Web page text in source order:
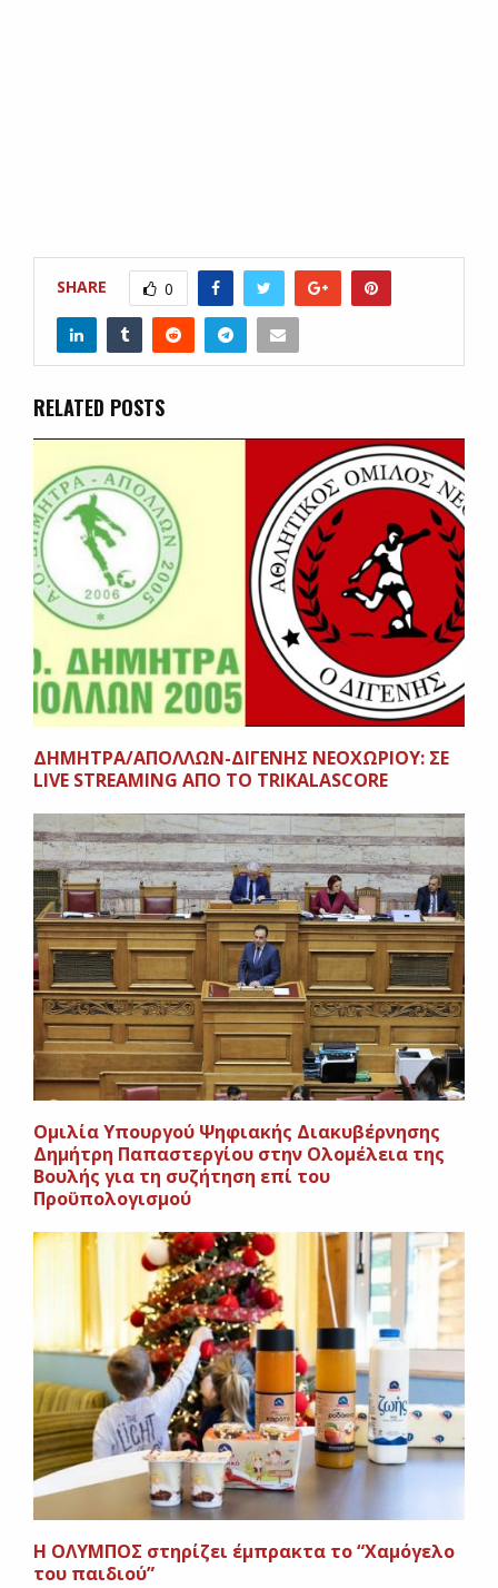
SHARE 0
RELATED POSTS
ΔΗΜΗΤΡΑ/ΑΠΟΛΛΩΝ-ΔΙΓΕΝΗΣ ΝΕΟΧΩΡΙΟΥ: ΣΕ
LIVE STREAMING ΑΠΟ ΤΟ ΤRIKALASCORE
Ομιλία Υπουργού Ψηφιακής Διακυβέρνησης
Δημήτρη Παπαστεργίου στην Ολομέλεια της
Βουλής για τη συζήτηση επί του
Προϋπολογισμού
H ΟΛΥΜΠΟΣ στηρίζει έμπρακτα το “Χαμόγελο
του παιδιού”